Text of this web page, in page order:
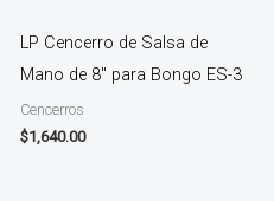
LP Cencerro de Salsa de
Mano de 8″ para Bongo ES-3
Cencerros
$1,640.00